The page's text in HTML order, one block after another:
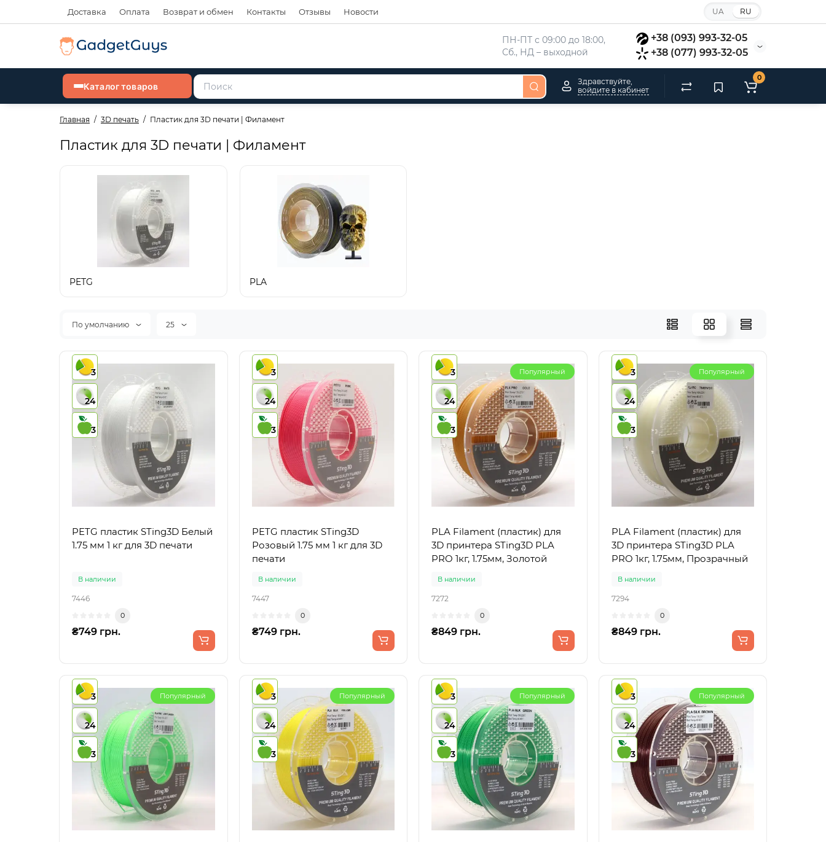
Доставка Оплата Возврат и обмен Контакты Отзывы Новости UA RU
ПН-ПТ с 09:00 до 18:00,
Сб., НД – выходной
+38 (093) 993-32-05
+38 (077) 993-32-05
Каталог товаров
Здравствуйте,
войдите в кабинет
0
Главная 3D печать Пластик для 3D печати | Филамент
Пластик для 3D печати | Филамент
PETG PLA
По умолчанию 25
3
24
3
PETG пластик STing3D Белый
1.75 мм 1 кг для 3D печати
В наличии
7446
0
₴749 грн.
3
24
3
PETG пластик STing3D
Розовый 1.75 мм 1 кг для 3D
печати
В наличии
7447
0
₴749 грн.
3
24
3
Популярный
PLA Filament (пластик) для
3D принтера STing3D PLA
PRO 1кг, 1.75мм, Золотой
В наличии
7272
0
₴849 грн.
3
24
3
Популярный
PLA Filament (пластик) для
3D принтера STing3D PLA
PRO 1кг, 1.75мм, Прозрачный
В наличии
7294
0
₴849 грн.
3
24
3
Популярный 3
24
3
Популярный 3
24
3
Популярный 3
24
3
Популярный